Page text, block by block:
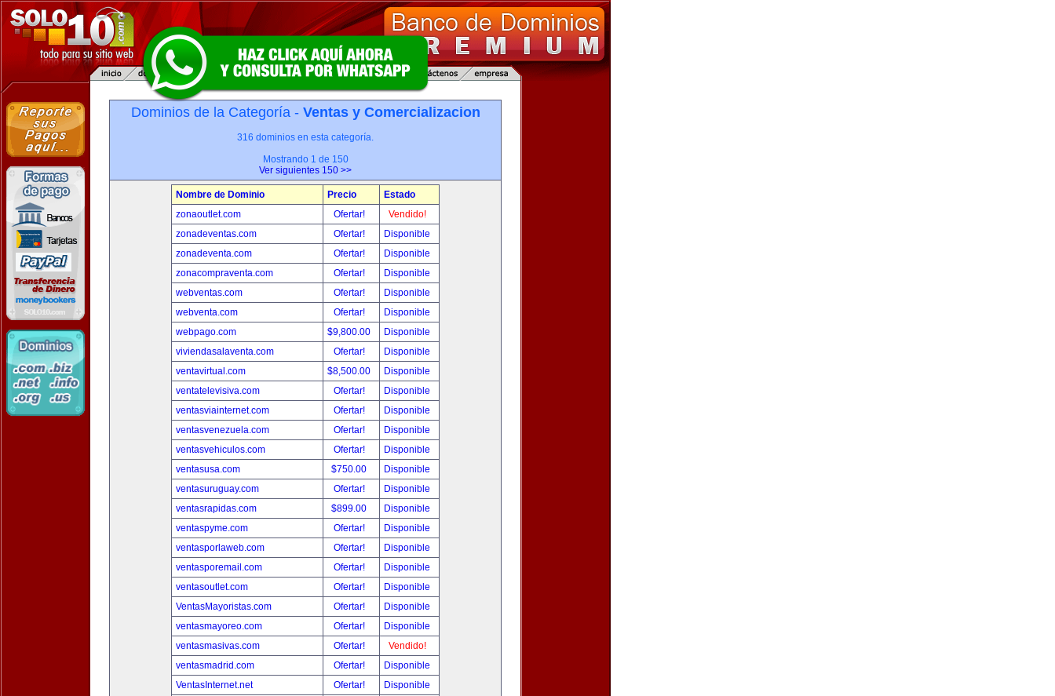
Dominios de la Categoría - Ventas y Comercializacion
316 dominios en esta categoría.
Mostrando 1 de 150
Ver siguientes 150 >>
Nombre de Dominio Precio
Estado
zonaoutlet.com
Ofertar!
Vendido!
zonadeventas.com
Ofertar!
Disponible
zonadeventa.com
Ofertar!
Disponible
zonacompraventa.com
Ofertar!
Disponible
webventas.com
Ofertar!
Disponible
webventa.com
Ofertar!
Disponible
webpago.com
$9,800.00
Disponible
viviendasalaventa.com
Ofertar!
Disponible
ventavirtual.com
$8,500.00
Disponible
ventatelevisiva.com
Ofertar!
Disponible
ventasviainternet.com
Ofertar!
Disponible
ventasvenezuela.com
Ofertar!
Disponible
ventasvehiculos.com
Ofertar!
Disponible
ventasusa.com
$750.00
Disponible
ventasuruguay.com
Ofertar!
Disponible
ventasrapidas.com
$899.00
Disponible
ventaspyme.com
Ofertar!
Disponible
ventasporlaweb.com
Ofertar!
Disponible
ventasporemail.com
Ofertar!
Disponible
ventasoutlet.com
Ofertar!
Disponible
VentasMayoristas.com
Ofertar!
Disponible
ventasmayoreo.com
Ofertar!
Disponible
ventasmasivas.com
Ofertar!
Vendido!
ventasmadrid.com
Ofertar!
Disponible
VentasInternet.net
Ofertar!
Disponible